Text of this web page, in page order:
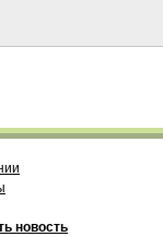
новость